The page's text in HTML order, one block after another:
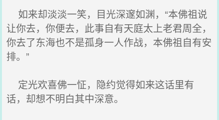
如来却淡淡一笑，目光深邃如渊，“本佛祖说
让你去，你便去，此事自有天庭太上老君周全，
你去了东海也不是孤身一人作战，本佛祖自有安
排。”
定光欢喜佛一怔，隐约觉得如来这话里有
话，却想不明白其中深意。